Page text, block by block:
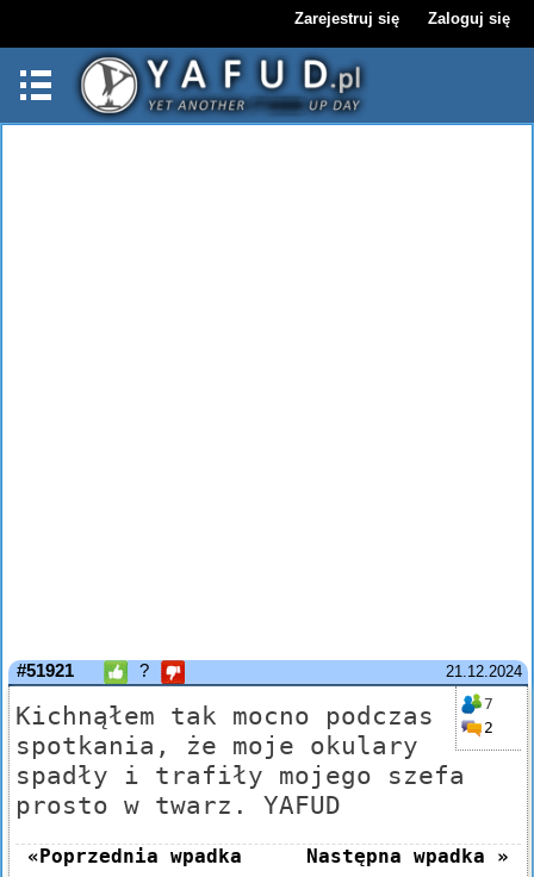
Zarejestruj się Zaloguj się
21.12.2024
#51921 ?
7
2
Kichnąłem tak mocno podczas
spotkania, że moje okulary
spadły i trafiły mojego szefa
prosto w twarz. YAFUD
«Poprzednia wpadka Następna wpadka »